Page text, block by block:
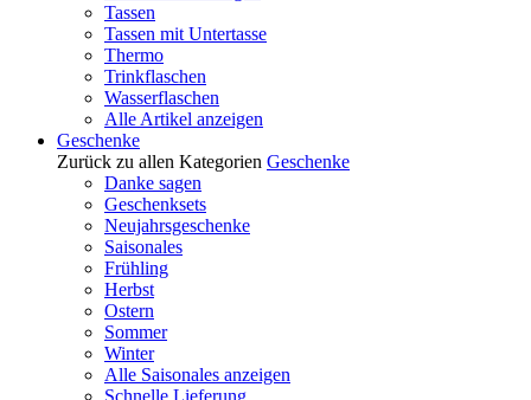
Tassen
Tassen mit Untertasse
Thermo
Trinkflaschen
Wasserflaschen
Alle Artikel anzeigen
Geschenke
Zurück zu allen Kategorien Geschenke
Danke sagen
Geschenksets
Neujahrsgeschenke
Saisonales
Frühling
Herbst
Ostern
Sommer
Winter
Alle Saisonales anzeigen
Schnelle Lieferung